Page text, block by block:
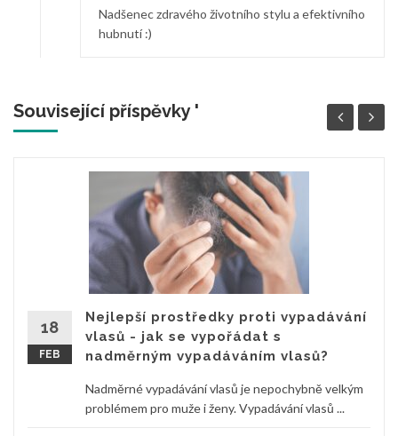
Nadšenec zdravého životního stylu a efektivního
hubnutí :)
Související příspěvky '
18
FEB
Nejlepší prostředky proti vypadávání
vlasů - jak se vypořádat s
nadměrným vypadáváním vlasů?
Nadměrné vypadávání vlasů je nepochybně velkým
problémem pro muže i ženy. Vypadávání vlasů ...